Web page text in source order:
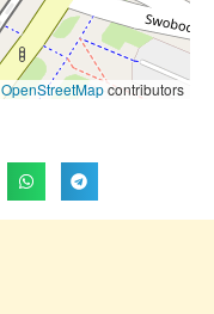
OpenStreetMapcontributors